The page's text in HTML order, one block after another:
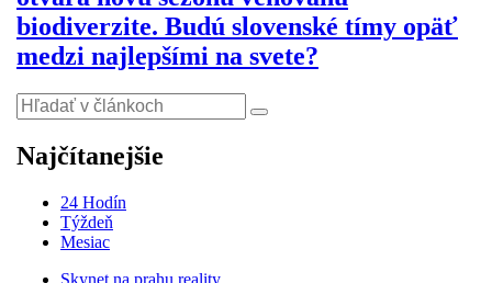
biodiverzite. Budú slovenské tímy opäť
medzi najlepšími na svete?
Najčítanejšie
24 Hodín
Týždeň
Mesiac
Skynet na prahu reality